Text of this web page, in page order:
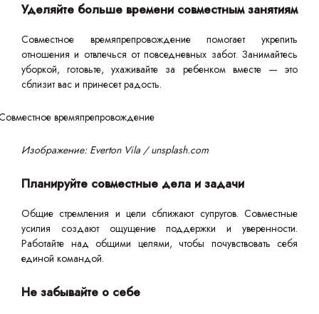
Уделяйте больше времени совместным занятиям
Совместное времяпрепровождение помогает укрепить
отношения и отвлечься от повседневных забот. Занимайтесь
уборкой, готовьте, ухаживайте за ребенком вместе — это
сблизит вас и принесет радость.
Изображение: Everton Vila / unsplash.com
Планируйте совместные дела и задачи
Общие стремления и цели сближают супругов. Совместные
усилия создают ощущение поддержки и уверенности.
Работайте над общими целями, чтобы почувствовать себя
единой командой.
Не забывайте о себе